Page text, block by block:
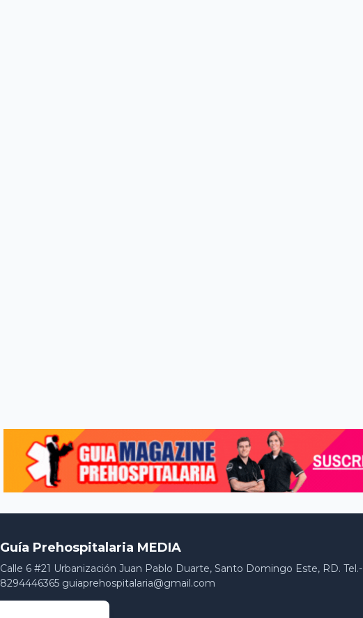
Guía Prehospitalaria MEDIA
Calle 6 #21 Urbanización Juan Pablo Duarte, Santo Domingo Este, RD. Tel.-
8294446365 guiaprehospitalaria@gmail.com